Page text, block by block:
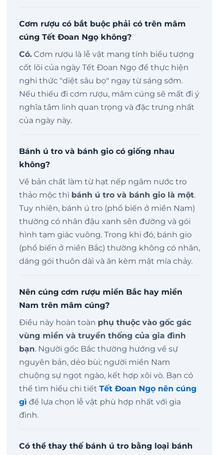
Cơm rượu có bắt buộc phải có trên mâm
cúng Tết Đoan Ngọ không?
Có. Cơm rượu là lễ vật mang tính biểu tượng
cốt lõi của ngày Tết Đoan Ngọ để thực hiện
nghi thức "diệt sâu bọ" ngay từ sáng sớm.
Nếu thiếu đi cơm rượu, mâm cúng sẽ mất đi ý
nghĩa tâm linh quan trọng và đặc trưng nhất
của ngày này.
Bánh ú tro và bánh gio có giống nhau
không?
Về bản chất làm từ hạt nếp ngâm nước tro
thảo mộc thì bánh ú tro và bánh gio là một.
Tuy nhiên, bánh ú tro (phổ biến ở miền Nam)
thường có nhân đậu xanh sên đường và gói
hình tam giác vuông. Trong khi đó, bánh gio
(phổ biến ở miền Bắc) thường không có nhân,
dáng gói thuôn dài và ăn kèm mật mía chảy.
Nên cúng cơm rượu miền Bắc hay miền
Nam trên mâm cúng?
Điều này hoàn toàn phụ thuộc vào gốc gác
vùng miền và truyền thống của gia đình
bạn. Người gốc Bắc thường hướng về sự
nguyên bản, dẻo bùi; người miền Nam
chuộng sự ngọt ngào, kết hợp xôi vò. Bạn có
thể tìm hiểu chi tiết Tết Đoan Ngọ nên cúng
gì để lựa chọn lễ vật phù hợp nhất với gia
đình.
Có thể thay thế bánh ú tro bằng loại bánh